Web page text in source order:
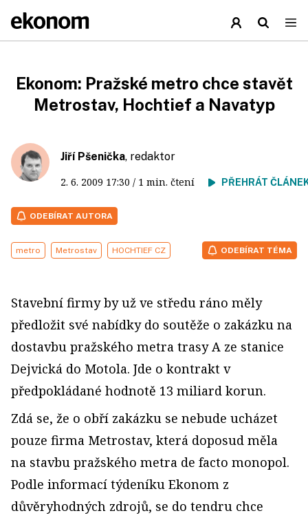
Ekonom: Pražské metro chce stavět
Metrostav, Hochtief a Navatyp
Jiří Pšenička, redaktor
2. 6. 2009 17:30 / 1 min. čtení PŘEHRÁT
ODEBÍRAT AUTORA
metro Metrostav HOCHTIEF CZ ODEBÍRAT TÉMA
Stavební firmy by už ve středu ráno měly
předložit své nabídky do soutěže o zakázku na
dostavbu pražského metra trasy A ze stanice
Dejvická do Motola. Jde o kontrakt v
předpokládané hodnotě 13 miliard korun.
Zdá se, že o obří zakázku se nebude ucházet
pouze firma Metrostav, která doposud měla
na stavbu pražského metra de facto monopol.
Podle informací týdeníku Ekonom z
důvěryhodných zdrojů, se do tendru chce